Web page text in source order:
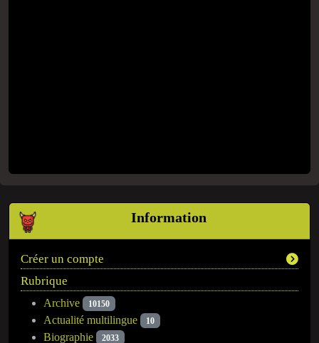
Information
Créer un compte
Rubrique
Archive 10150
Actualité multilingue 10
Biographie 2033